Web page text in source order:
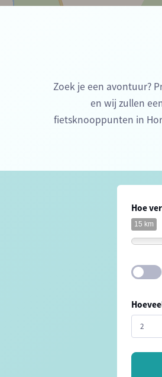
Zoek je een avontuur?
en wij zullen
fietsknooppunten in
Hoe
15 km